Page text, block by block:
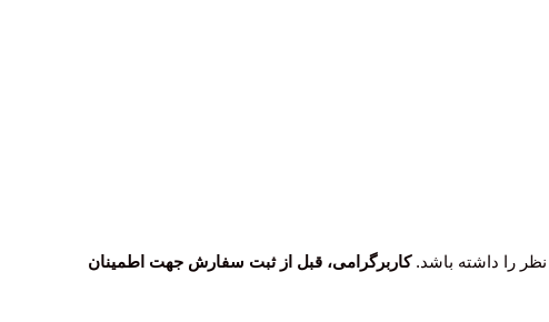
کاربرگرامی، قبل از ثبت سفارش جهت اطمینان